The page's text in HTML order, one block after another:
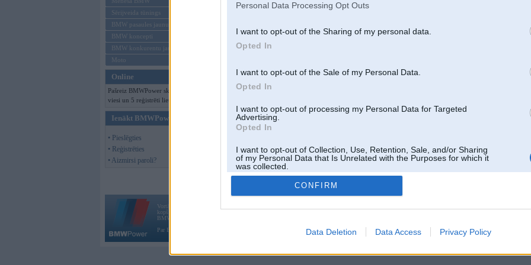
Personal Data Processing Opt Outs
I want to opt-out of the Sharing of my personal data.
Opted In
I want to opt-out of the Sale of my Personal Data.
Opted In
I want to opt-out of processing my Personal Data for Targeted
Advertising.
Opted In
I want to opt-out of Collection, Use, Retention, Sale, and/or Sharing
of my Personal Data that Is Unrelated with the Purposes for which it
was collected.
Opted Out
CONFIRM
Data Deletion Data Access Privacy Policy
Sērijveida tūnings
BMW pasaules jaunumi
BMW koncepti
BMW konkurentu jaunumi
Moto
Online
Pašreiz BMWPower skatās 192
viesi un 5 reģistrēti lietotāji.
Ienākt BMWPower
• Pieslēgties
• Reģistrēties
• Aizmirsi paroli?
Vortāls BMWPower.lv darbojas
kopš 2002. gada 14. maija. Tas nav auto klubs un nav saistīts ar
BMW AG.
Par BMWPower